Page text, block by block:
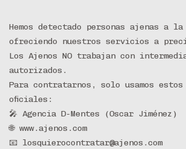
Hemos detectado personas ajenas a la
ofreciendo nuestros servicios a
Los Ajenos NO trabajan con
autorizados.
Para contratarnos, solo usamos estos
oficiales:
🎤 Agencia D-Mentes (Oscar Jiménez)
🌐 www.ajenos.com
📧 losquierocontratar@ajenos.com